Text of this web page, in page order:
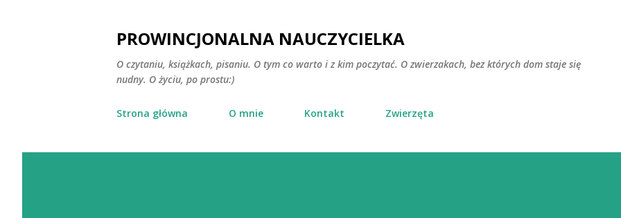
PROWINCJONALNA NAUCZYCIELKA
O czytaniu, książkach, pisaniu. O tym co warto i z kim poczytać. O zwierzakach, bez których dom staje się
nudny. O życiu, po prostu:)
Strona główna O mnie Kontakt Zwierzęta